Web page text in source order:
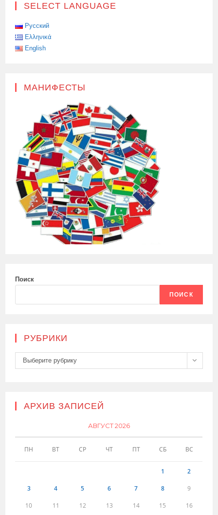
SELECT LANGUAGE
Русский
Ελληνικά
English
МАНИФЕСТЫ
Поиск
ПОИСК
РУБРИКИ
Рубрики
Выберите рубрику
АРХИВ ЗАПИСЕЙ
АВГУСТ 2026
ПН ВТ СР ЧТ ПТ СБ ВС
1 2
3 4 5 6 7 8 9
10 11 12 13 14 15 16